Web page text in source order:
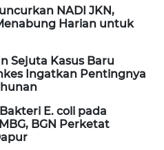
NADI JKN,
Harian untuk
Sejuta Kasus Baru
Ingatkan Pentingnya
E. coli pada
BGN Perketat